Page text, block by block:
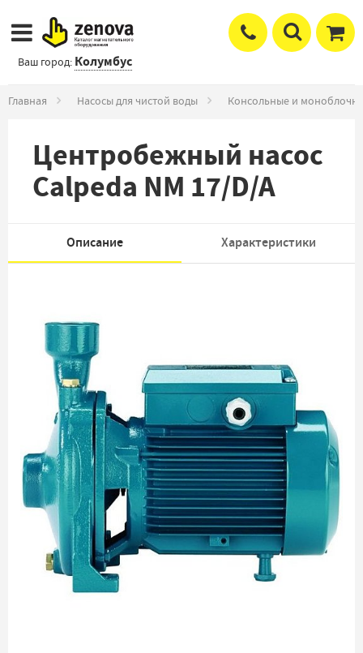
Ваш город: Колумбус
Главная Насосы для чистой воды Консольные и
Центробежный насос
Calpeda NM 17/D/A
Описание Характеристики